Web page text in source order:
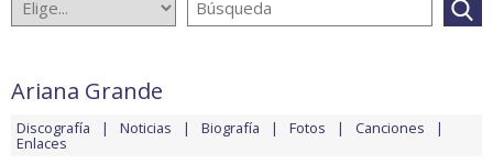
Ariana Grande
Discografía Noticias Biografía Fotos Canciones
Enlaces